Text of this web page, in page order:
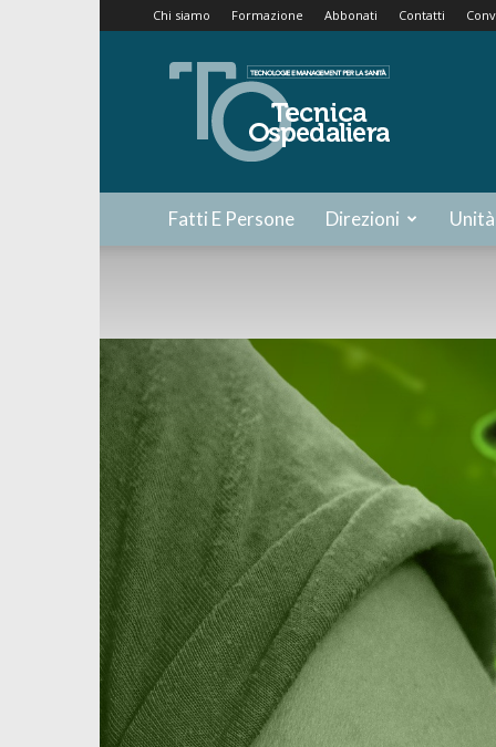
Chi siamo Formazione Abbonati Contatti
Tecnica
Ospedaliera
Fatti E Persone Direzioni